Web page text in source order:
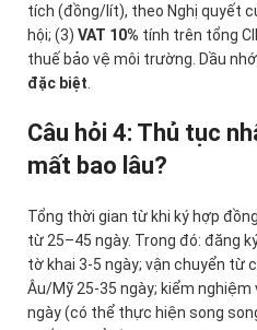
tích (đồng/lít), theo Nghị quyết
hội; (3) VAT 10% tính trên tổng
thuế bảo vệ môi trường. Dầu
đặc biệt
Câu hỏi 4: Thủ tục
mất bao lâu?
Tổng thời gian từ khi ký hợp
từ 25–45 ngày. Trong đó: đăng
tờ khai 3-5 ngày; vận chuyển từ
Âu/Mỹ 25-35 ngày; kiểm
ngày (có thể thực hiện song